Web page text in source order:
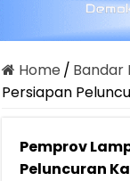
Home / Bandar
Persiapan
Pemprov
Peluncuran